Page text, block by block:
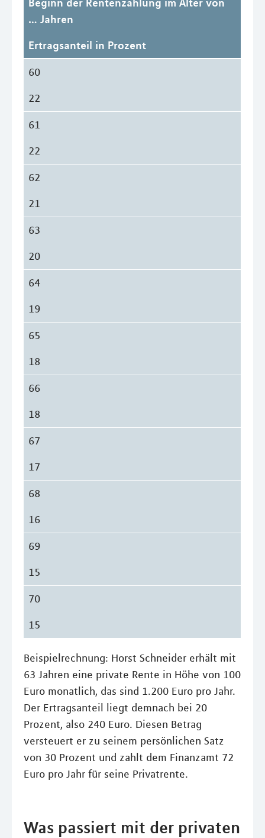
… Jahren
Ertragsanteil in Prozent
60
22
61
22
62
21
63
20
64
19
65
18
66
18
67
17
68
16
69
15
70
15
Beispielrechnung: Horst Schneider erhält mit
63 Jahren eine private Rente in Höhe von 100
Euro monatlich, das sind 1.200 Euro pro Jahr.
Der Ertragsanteil liegt demnach bei 20
Prozent, also 240 Euro. Diesen Betrag
versteuert er zu seinem persönlichen Satz
von 30 Prozent und zahlt dem Finanzamt 72
Euro pro Jahr für seine Privatrente.
Was passiert mit der privaten